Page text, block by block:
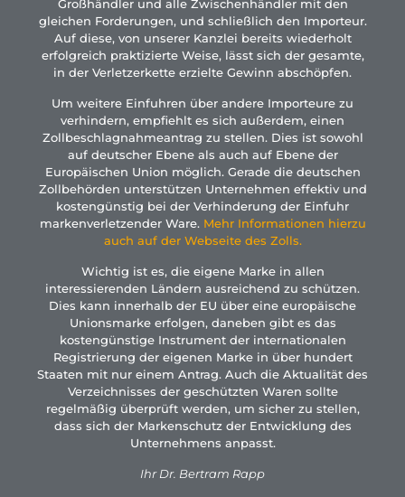
Großhändler und alle Zwischenhändler mit den
gleichen Forderungen, und schließlich den Importeur.
Auf diese, von unserer Kanzlei bereits wiederholt
erfolgreich praktizierte Weise, lässt sich der gesamte,
in der Verletzerkette erzielte Gewinn abschöpfen.
Um weitere Einfuhren über andere Importeure zu
verhindern, empfiehlt es sich außerdem, einen
Zollbeschlagnahmeantrag zu stellen. Dies ist sowohl
auf deutscher Ebene als auch auf Ebene der
Europäischen Union möglich. Gerade die deutschen
Zollbehörden unterstützen Unternehmen effektiv und
kostengünstig bei der Verhinderung der Einfuhr
markenverletzender Ware. Mehr Informationen hierzu
auch auf der Webseite des Zolls.
Wichtig ist es, die eigene Marke in allen
interessierenden Ländern ausreichend zu schützen.
Dies kann innerhalb der EU über eine europäische
Unionsmarke erfolgen, daneben gibt es das
kostengünstige Instrument der internationalen
Registrierung der eigenen Marke in über hundert
Staaten mit nur einem Antrag. Auch die Aktualität des
Verzeichnisses der geschützten Waren sollte
regelmäßig überprüft werden, um sicher zu stellen,
dass sich der Markenschutz der Entwicklung des
Unternehmens anpasst.
IhrDr. Bertram Rapp